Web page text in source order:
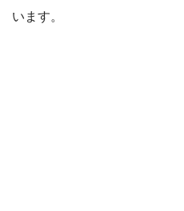
います。